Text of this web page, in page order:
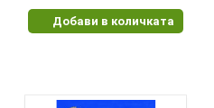
Добави в количката